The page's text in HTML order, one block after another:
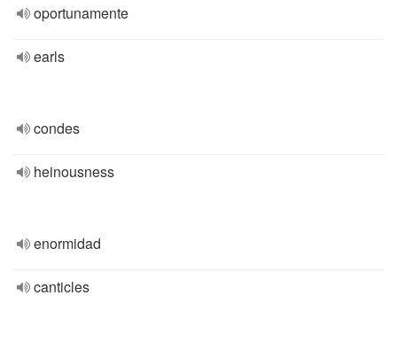
oportunamente
earls
condes
heinousness
enormidad
canticles